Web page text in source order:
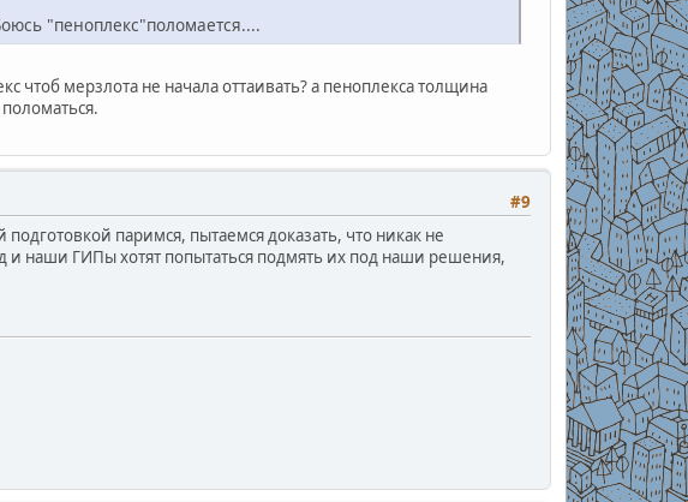
"пеноплекс"поломается....
чтоб мерзлота не начала оттаивать? а пеноплекса толщина
#9
паримся, пытаемся доказать, что никак не
и наши ГИПы хотят попытаться подмять их под наши решения,